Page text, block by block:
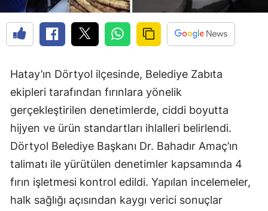
Hatay’ın Dörtyol ilçesinde, Belediye Zabıta
ekipleri tarafından fırınlara yönelik
gerçekleştirilen denetimlerde, ciddi boyutta
hijyen ve ürün standartları ihlalleri belirlendi.
Dörtyol Belediye Başkanı Dr. Bahadır Amaç’ın
talimatı ile yürütülen denetimler kapsamında 4
fırın işletmesi kontrol edildi. Yapılan incelemeler,
halk sağlığı açısından kaygı verici sonuçlar